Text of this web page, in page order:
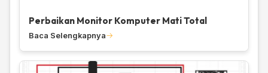
Perbaikan Monitor Komputer Mati Total
Baca Selengkapnya